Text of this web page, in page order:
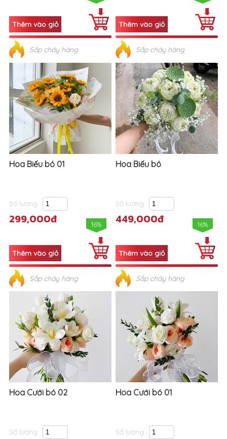
Sắp cháy hàng Sắp cháy hàng
Hoa Biếu bó 01
Số lượng
299,000đ 16%
Sắp cháy hàng
Hoa Biếu bó
Số lượng
449,000đ 16%
Sắp cháy hàng
Hoa Cưới bó 02
Số lượng
Hoa Cưới bó 01
Số lượng